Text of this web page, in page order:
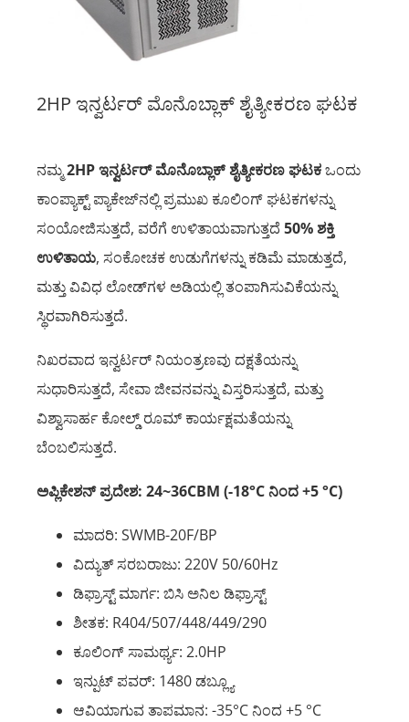
2HP ಇನ್ವರ್ಟರ್ ಮೊನೊಬ್ಲಾಕ್ ಶೈತ್ಯೀಕರಣ ಘಟಕ
ನಮ್ಮ2HP ಇನ್ವರ್ಟರ್ ಮೊನೊಬ್ಲಾಕ್ ಶೈತ್ಯೀಕರಣ ಘಟಕಒಂದು
ಕಾಂಪ್ಯಾಕ್ಟ್ ಪ್ಯಾಕೇಜ್‌ನಲ್ಲಿ ಪ್ರಮುಖ ಕೂಲಿಂಗ್ ಘಟಕಗಳನ್ನು
ಸಂಯೋಜಿಸುತ್ತದೆ, ವರೆಗೆ ಉಳಿತಾಯವಾಗುತ್ತದೆ 50% ಶಕ್ತಿ
ಉಳಿತಾಯ, ಸಂಕೋಚಕ ಉಡುಗೆಗಳನ್ನು ಕಡಿಮೆ ಮಾಡುತ್ತದೆ,
ಮತ್ತು ವಿವಿಧ ಲೋಡ್‌ಗಳ ಅಡಿಯಲ್ಲಿ ತಂಪಾಗಿಸುವಿಕೆಯನ್ನು
ಸ್ಥಿರವಾಗಿರಿಸುತ್ತದೆ.
ನಿಖರವಾದ ಇನ್ವರ್ಟರ್ ನಿಯಂತ್ರಣವು ದಕ್ಷತೆಯನ್ನು
ಸುಧಾರಿಸುತ್ತದೆ, ಸೇವಾ ಜೀವನವನ್ನು ವಿಸ್ತರಿಸುತ್ತದೆ, ಮತ್ತು
ವಿಶ್ವಾಸಾರ್ಹ ಕೋಲ್ಡ್ ರೂಮ್ ಕಾರ್ಯಕ್ಷಮತೆಯನ್ನು
ಬೆಂಬಲಿಸುತ್ತದೆ.
ಅಪ್ಲಿಕೇಶನ್ ಪ್ರದೇಶ: 24~36CBM (-18°C ನಿಂದ +5 °C)
ಮಾದರಿ: SWMB-20F/BP
ವಿದ್ಯುತ್ ಸರಬರಾಜು: 220V 50/60Hz
ಡಿಫ್ರಾಸ್ಟ್ ಮಾರ್ಗ: ಬಿಸಿ ಅನಿಲ ಡಿಫ್ರಾಸ್ಟ್
ಶೀತಕ: R404/507/448/449/290
ಕೂಲಿಂಗ್ ಸಾಮರ್ಥ್ಯ: 2.0HP
ಇನ್ಪುಟ್ ಪವರ್: 1480 ಡಬ್ಲ್ಯೂ
ಆವಿಯಾಗುವ ತಾಪಮಾನ: -35°C ನಿಂದ +5 °C